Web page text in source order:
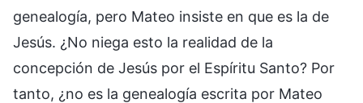
genealogía, pero Mateo insiste en que es la de
Jesús. ¿No niega esto la realidad de la
concepción de Jesús por el Espíritu Santo? Por
tanto, ¿no es la genealogía escrita por Mateo